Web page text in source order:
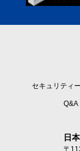
セキュリティ
Q&A
日
〒